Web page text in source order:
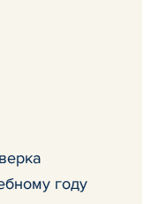
году